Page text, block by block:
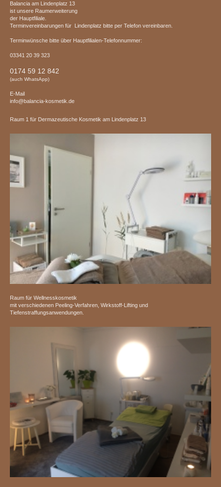
Balancia am Lindenplatz 13
ist unsere Raumerweiterung
der Hauptfiliale.
Terminvereinbarungen für Lindenplatz bitte per Telefon vereinbaren.
Terminwünsche bitte über Hauptfilialen-Telefonnummer:
03341 20 39 323
0174 59 12 842
(auch WhatsApp)
E-Mail
info@balancia-kosmetik.de
Raum 1 für Dermazeutische Kosmetik am Lindenplatz 13
Raum für Wellnesskosmetik
mit verschiedenen Peeling-Verfahren, Wirkstoff-Lifting und
Tiefenstraffungsanwendungen.